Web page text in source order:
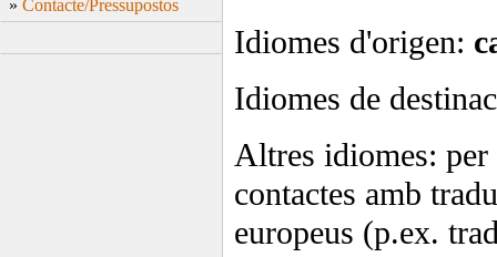
» Contacte/Pressupostos
Idiomes d'origen:
Idiomes de
Altres idiomes:
contactes amb
europeus (p.ex.